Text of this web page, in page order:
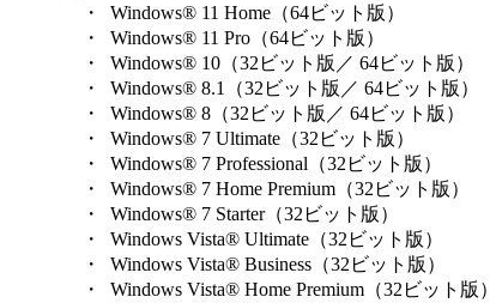
・ Windows® 11 Home（64ビット版）
・ Windows® 11 Pro（64ビット版）
・ Windows® 10（32ビット版／ 64ビット版）
・ Windows® 8.1（32ビット版／ 64ビット版）
・ Windows® 8（32ビット版／ 64ビット版）
・ Windows® 7 Ultimate（32ビット版）
・ Windows® 7 Professional（32ビット版）
・ Windows® 7 Home Premium（32ビット版）
・ Windows® 7 Starter（32ビット版）
・ Windows Vista® Ultimate（32ビット版）
・ Windows Vista® Business（32ビット版）
・ Windows Vista® Home Premium（32ビット版）